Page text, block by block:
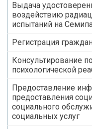
Выдача
воздействию
испытаний на
Регистрация
Консультирование
психологической
Предоставление
предоставления
социального
социальных услуг